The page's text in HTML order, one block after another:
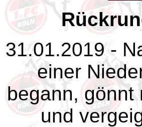
31.01.2019 -
einer
begann, gönnt
und